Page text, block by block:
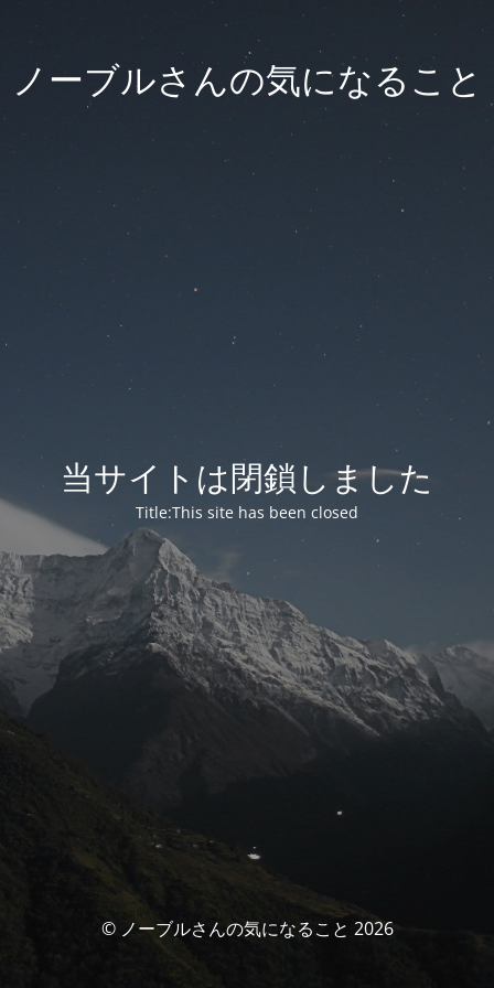
ノーブルさんの気になること
当サイトは閉鎖しました
Title:This site has been closed
© ノーブルさんの気になること 2026